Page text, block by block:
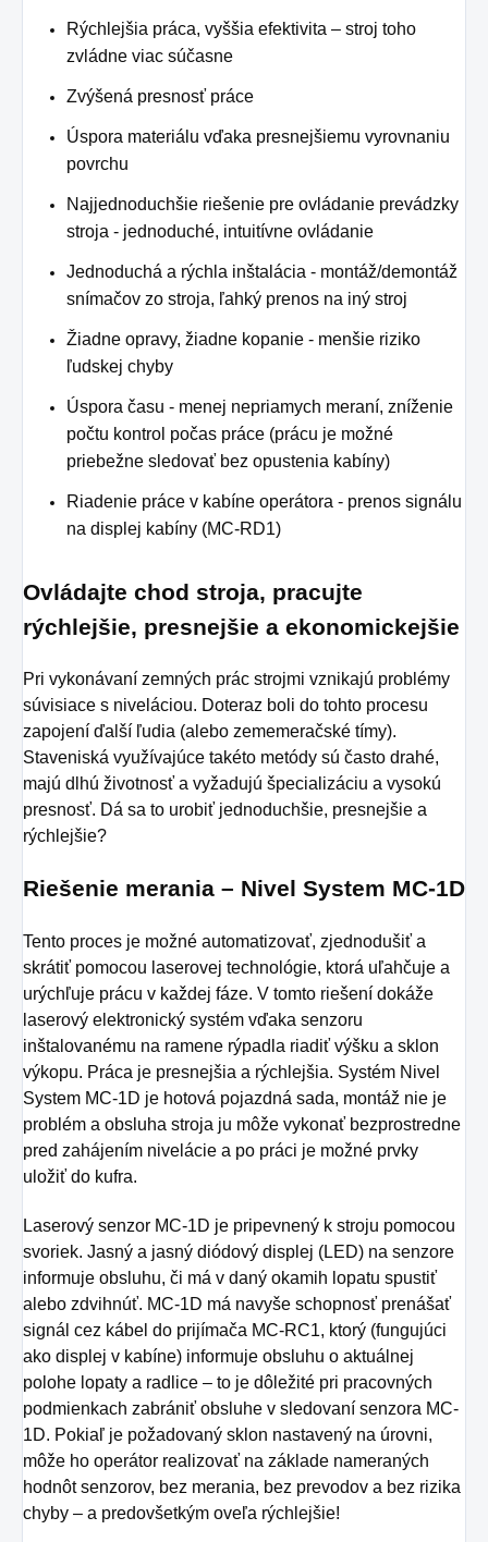
Rýchlejšia práca, vyššia efektivita – stroj toho
zvládne viac súčasne
Zvýšená presnosť práce
Úspora materiálu vďaka presnejšiemu vyrovnaniu
povrchu
Najjednoduchšie riešenie pre ovládanie prevádzky
stroja - jednoduché, intuitívne ovládanie
Jednoduchá a rýchla inštalácia - montáž/demontáž
snímačov zo stroja, ľahký prenos na iný stroj
Žiadne opravy, žiadne kopanie - menšie riziko
ľudskej chyby
Úspora času - menej nepriamych meraní, zníženie
počtu kontrol počas práce (prácu je možné
priebežne sledovať bez opustenia kabíny)
Riadenie práce v kabíne operátora - prenos signálu
na displej kabíny (MC-RD1)
Ovládajte chod stroja, pracujte
rýchlejšie, presnejšie a ekonomickejšie
Pri vykonávaní zemných prác strojmi vznikajú problémy
súvisiace s niveláciou. Doteraz boli do tohto procesu
zapojení ďalší ľudia (alebo zememeračské tímy).
Staveniská využívajúce takéto metódy sú často drahé,
majú dlhú životnosť a vyžadujú špecializáciu a vysokú
presnosť. Dá sa to urobiť jednoduchšie, presnejšie a
rýchlejšie?
Riešenie merania – Nivel System MC-1D
Tento proces je možné automatizovať, zjednodušiť a
skrátiť pomocou laserovej technológie, ktorá uľahčuje a
urýchľuje prácu v každej fáze. V tomto riešení dokáže
laserový elektronický systém vďaka senzoru
inštalovanému na ramene rýpadla riadiť výšku a sklon
výkopu. Práca je presnejšia a rýchlejšia. Systém Nivel
System MC-1D je hotová pojazdná sada, montáž nie je
problém a obsluha stroja ju môže vykonať bezprostredne
pred zahájením nivelácie a po práci je možné prvky
uložiť do kufra.
Laserový senzor MC-1D je pripevnený k stroju pomocou
svoriek. Jasný a jasný diódový displej (LED) na senzore
informuje obsluhu, či má v daný okamih lopatu spustiť
alebo zdvihnúť. MC-1D má navyše schopnosť prenášať
signál cez kábel do prijímača MC-RC1, ktorý (fungujúci
ako displej v kabíne) informuje obsluhu o aktuálnej
polohe lopaty a radlice – to je dôležité pri pracovných
podmienkach zabrániť obsluhe v sledovaní senzora MC-
1D. Pokiaľ je požadovaný sklon nastavený na úrovni,
môže ho operátor realizovať na základe nameraných
hodnôt senzorov, bez merania, bez prevodov a bez rizika
chyby – a predovšetkým oveľa rýchlejšie!